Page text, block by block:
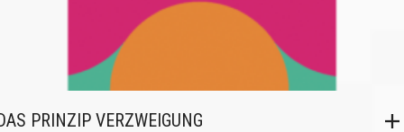
PRINZIP VERZWEIGUNG